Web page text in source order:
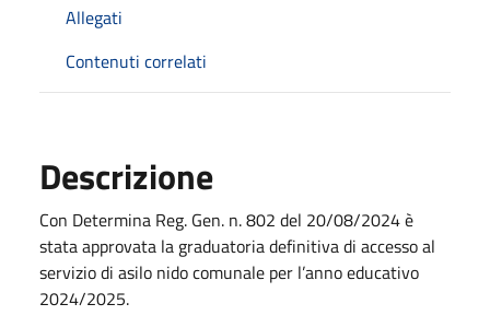
Allegati
Contenuti correlati
Descrizione
Con Determina Reg. Gen. n. 802 del 20/08/2024 è
stata approvata la graduatoria definitiva di accesso al
servizio di asilo nido comunale per l’anno educativo
2024/2025.